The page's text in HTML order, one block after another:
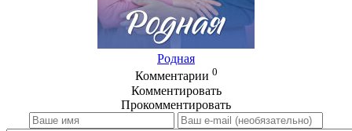
Родная
Комментарии 0
Комментировать
Прокомментировать